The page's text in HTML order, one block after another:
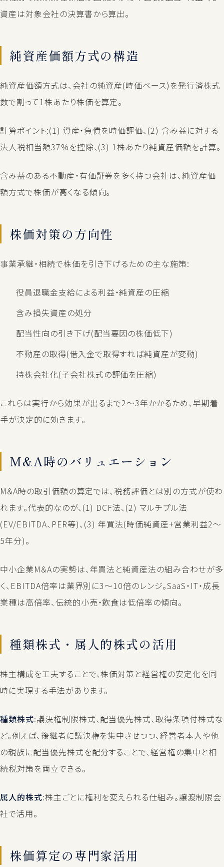
資産は対象会社の決算書から算出。
純資産価額方式の構造
純資産価額方式は、会社の純資産(時価ベース)を発行済株式
数で割って1株あたり株価を算定。
計算ポイント:(1) 資産・負債を時価評価、(2) 含み益に対する
法人税相当額37%を控除、(3) 1株あたり純資産価額を計算。
含み益のある不動産・有価証券を多く持つ会社は、純資産価
額方式で株価が高くなる傾向。
株価対策の方向性
事業承継・相続で株価を引き下げるための主な施策:
役員退職金支給による利益・純資産の圧縮
含み損失資産の処分
配当性向の引き下げ(配当要因の株価低下)
不動産の取得(借入金で取得すれば純資産が変動)
持株会社化(子会社株式の評価を圧縮)
これらは実行から効果が出るまで2〜3年かかるため、早期着
手が決定的に効きます。
M&A時のバリュエーション
M&A時の取引価額の算定では、税務評価とは別の方式が使わ
れます。代表的なのが、(1) DCF法、(2) マルチプル法
(EV/EBITDA、PER等)、(3) 年買法(時価純資産+営業利益2〜
5年分)。
中小企業M&Aの実勢は、年買法と純資産法の組み合わせが多
く、EBITDA倍率は業界別に3〜10倍のレンジ。SaaS・IT・成長
業種は高倍率、伝統的小売・飲食は低倍率の傾向。
種類株式・属人的株式の活用
株主構成を工夫することで、株価対策と経営権の安定化を同
時に実現する手法があります。
種類株式:議決権制限株式、配当優先株式、取得条項付株式な
ど。例えば、後継者に議決権を集中させつつ、経営者本人や他
の親族に配当優先株式を配分することで、経営権の集中と相
続税対策を両立できる。
属人的株式:株主ごとに権利を変えられる仕組み。譲渡制限会
社で活用。
株価算定の専門家活用